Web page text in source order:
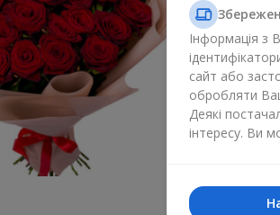
Інформація з
сайт або
обробляти
Деякі
інтересу. Ви